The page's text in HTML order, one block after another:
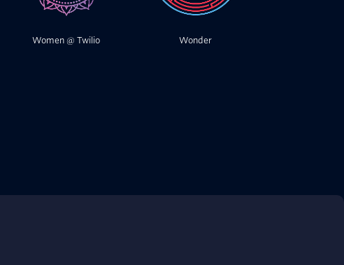
Women @ Twilio Wonder